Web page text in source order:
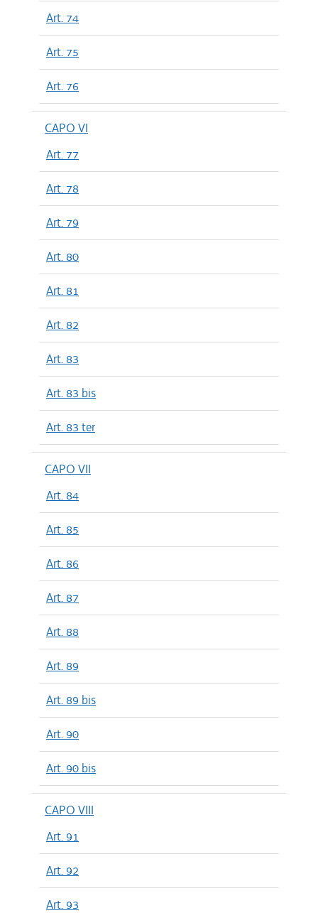
Art. 74
Art. 75
Art. 76
CAPO VI
Art. 77
Art. 78
Art. 79
Art. 80
Art. 81
Art. 82
Art. 83
Art. 83 bis
Art. 83 ter
CAPO VII
Art. 84
Art. 85
Art. 86
Art. 87
Art. 88
Art. 89
Art. 89 bis
Art. 90
Art. 90 bis
CAPO VIII
Art. 91
Art. 92
Art. 93